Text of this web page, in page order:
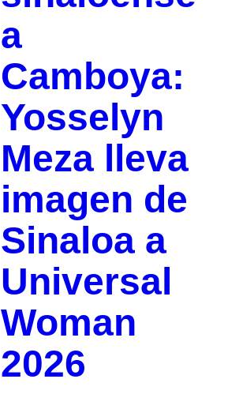
a
Camboya:
Yosselyn
Meza lleva
imagen de
Sinaloa a
Universal
Woman
2026